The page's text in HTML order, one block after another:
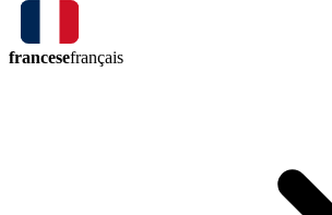
francesefrançais